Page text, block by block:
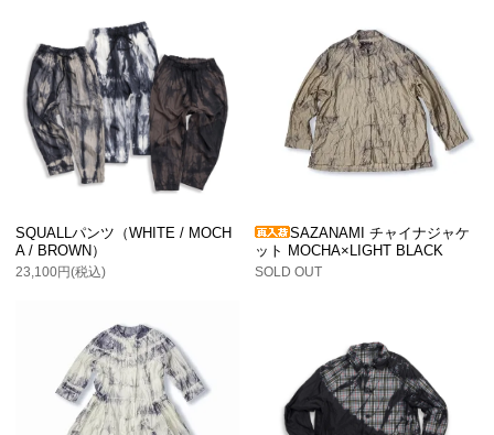
SQUALLパンツ（WHITE / MOCH
A / BROWN）
23,100円(税込)
SAZANAMI チャイナジャケ
ット MOCHA×LIGHT BLACK
SOLD OUT